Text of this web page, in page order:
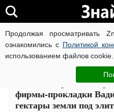
Продолжая просматривать
ознакомились с Политикой
использованием файлов cookie.
ВОЙНА РОССИИ
Компромат
Схемы "короля
фирмы-прокладки
гектары земли под